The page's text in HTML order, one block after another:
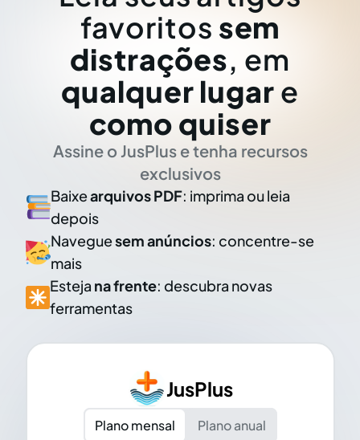
favoritos sem
distrações, em
qualquer lugar e
como quiser
Assine o JusPlus e tenha recursos
exclusivos
Baixearquivos PDF: imprima ou leia
depois
Naveguesem anúncios: concentre-se
mais
Esteja na frente: descubra novas
ferramentas
JusPlus
Plano mensal
Plano anual